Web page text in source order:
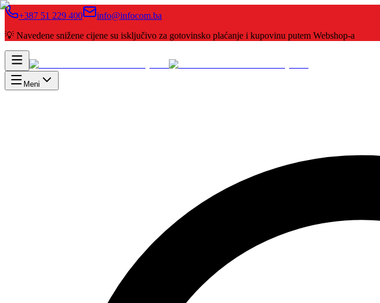
+387 51 229 400
info@infocom.ba
💡 Navedene snižene cijene su isključivo za gotovinsko plaćanje i kupovinu putem Webshop-a
Meni